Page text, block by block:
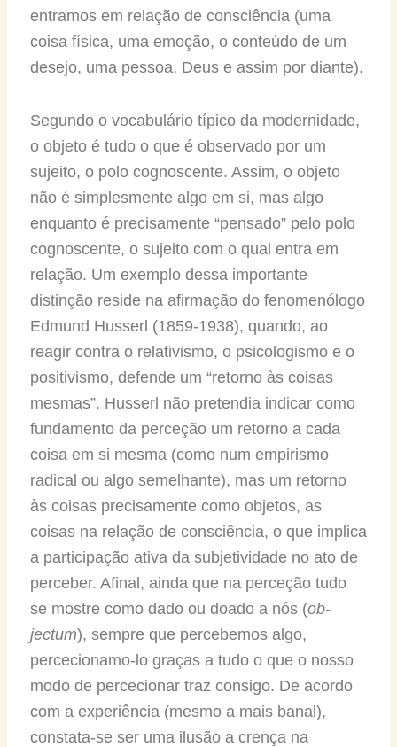
entramos em relação de consciência (uma
coisa física, uma emoção, o conteúdo de um
desejo, uma pessoa, Deus e assim por diante).
Segundo o vocabulário típico da modernidade,
o objeto é tudo o que é observado por um
sujeito, o polo cognoscente. Assim, o objeto
não é simplesmente algo em si, mas algo
enquanto é precisamente “pensado” pelo polo
cognoscente, o sujeito com o qual entra em
relação. Um exemplo dessa importante
distinção reside na afirmação do fenomenólogo
Edmund Husserl (1859-1938), quando, ao
reagir contra o relativismo, o psicologismo e o
positivismo, defende um “retorno às coisas
mesmas”. Husserl não pretendia indicar como
fundamento da perceção um retorno a cada
coisa em si mesma (como num empirismo
radical ou algo semelhante), mas um retorno
às coisas precisamente como objetos, as
coisas na relação de consciência, o que implica
a participação ativa da subjetividade no ato de
perceber. Afinal, ainda que na perceção tudo
se mostre como dado ou doado a nós (ob-
jectum), sempre que percebemos algo,
percecionamo-lo graças a tudo o que o nosso
modo de percecionar traz consigo. De acordo
com a experiência (mesmo a mais banal),
constata-se ser uma ilusão a crença na